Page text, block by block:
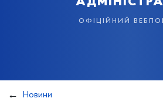
офіційний
Новини